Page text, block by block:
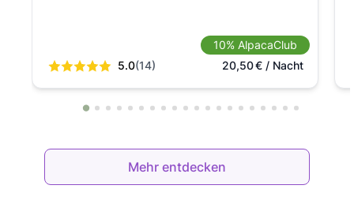
5.0(14)
10% AlpacaClub
20,50€/ Nacht
Mehr entdecken